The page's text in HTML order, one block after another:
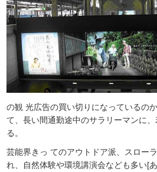
の観 光広告の買い切りになっているの
て、長い間通勤途中のサラリーマンに
る。
芸能界きっ てのアウトドア派、スロー
れ、自然体験や環境講演会なども多い[